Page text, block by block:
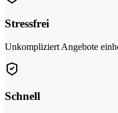
Stressfrei
Unkompliziert Angebote
Schnell